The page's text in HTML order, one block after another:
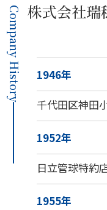
暮らしの中の
募集要項
会社案内
ご挨拶
会社組織図
会社沿革
事業所一覧
関連会社
株式会社瑞
Company History
1946年
千代田区神田
1952年
日立管球特約
1955年